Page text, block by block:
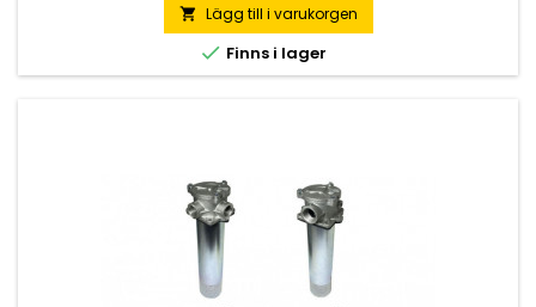
 Lägg till i varukorgen
 Finns i lager